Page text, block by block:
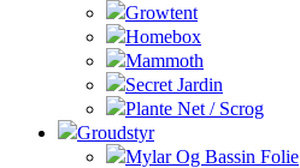
Growtent
Homebox
Mammoth
Secret Jardin
Plante Net / Scrog
Groudstyr
Mylar Og Bassin Folie